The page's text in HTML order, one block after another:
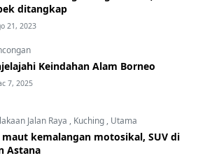
ditangkap
21, 2023
Keindahan Alam Borneo
7, 2025
Jalan Raya , Kuching, Utama
maut kemalangan motosikal, SUV di
Astana